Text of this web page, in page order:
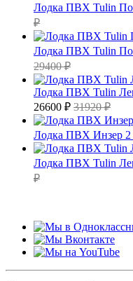
Лодка ПВХ Tulin
₽
Лодка ПВХ Tulin
29400 ₽
Лодка ПВХ Tulin
26600 ₽ 31920 ₽
Лодка ПВХ Инзер 2
Лодка ПВХ Tulin
₽